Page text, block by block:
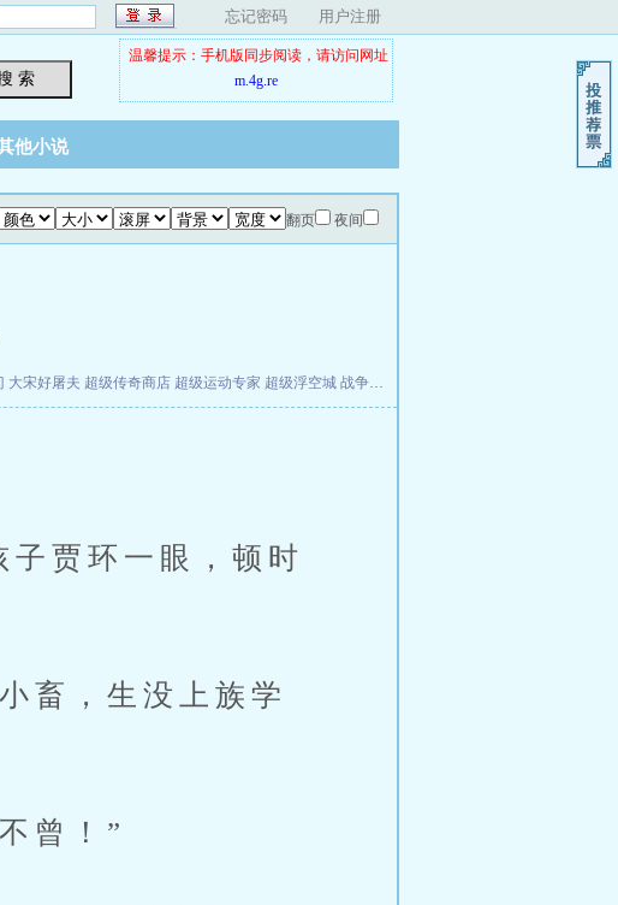
忘记密码 用户注册
索
温馨提示：手机版同步阅读，请访问网址
m.4g.re
他小说
翻页 夜间
大宋好屠夫 超级传奇商店 超级运动专家 超级浮空城 战争天堂
贾环一眼，顿时
畜，生没上族学
曾！”